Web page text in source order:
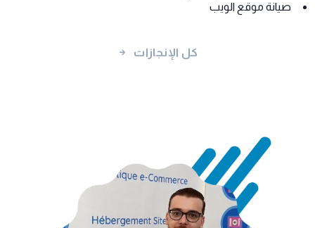
صيانة موقع الويب
كل الإنجازات